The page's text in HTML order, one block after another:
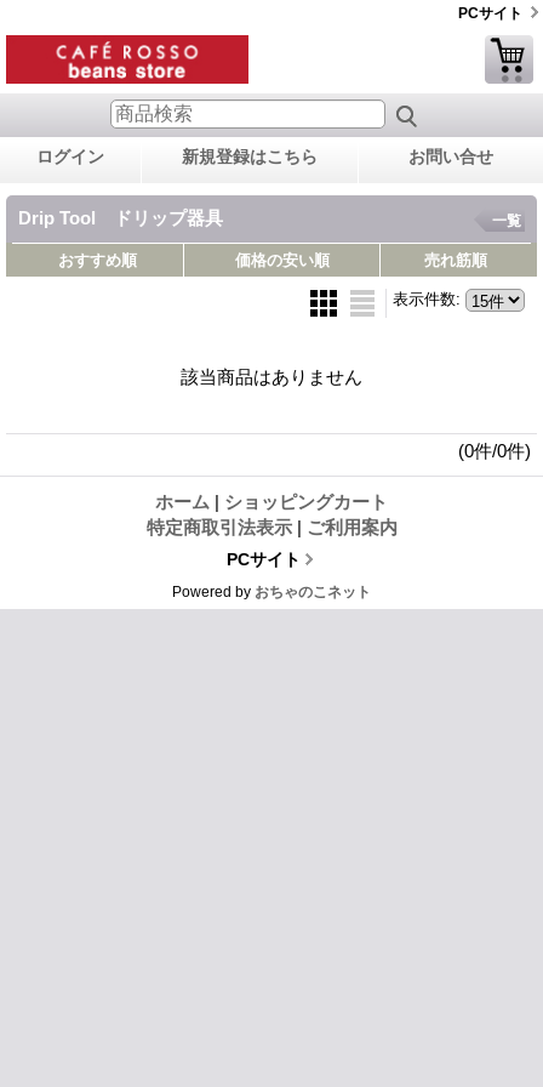
PCサイト
ログイン 新規登録はこちら お問い合せ
Drip Tool ドリップ器具 一覧
おすすめ順 価格の安い順 売れ筋順
表示件数:
該当商品はありません
(0件/0件)
ホーム | ショッピングカート
特定商取引法表示 | ご利用案内
PCサイト
Powered by おちゃのこネット